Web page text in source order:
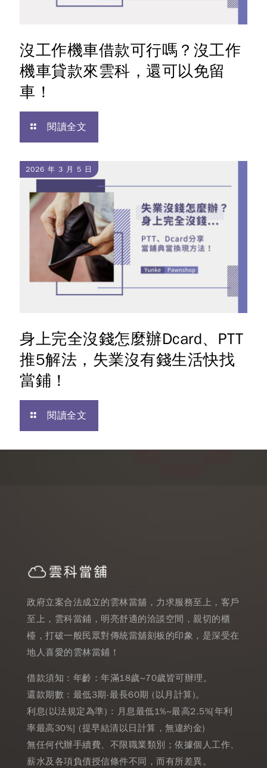
沒工作機車借款可行嗎？沒工作
機車貸款來雲科，還可以免留
車！
閱讀全文
2026 年 3 月 5 日
身上完全沒錢怎麼辦Dcard、PTT
推5解法，失業沒有錢生活快找
當鋪！
閱讀全文
政府立案合法成立的雲林當舖，力求服務至上，客戶
至上，雲科當鋪，明亮舒適的洽談空間，親切的櫃
檯，打破一般民眾對傳統當舖刻板的印象，是深受在
地人喜愛的雲林當鋪！
借款須知：年齡：年滿18歲~70歲皆可辦理。
還款期數：最低3期-最長60期 (以月計算)。
利息(以法規定為準) : 月息最低1%~最高2.5%[年利
率最高30%] (提早結清以日計算，無違約金)
無任何代辦手續費、不限職業類別；依據個人工作、
薪水及各項負債授信條件不同，而有所差異。